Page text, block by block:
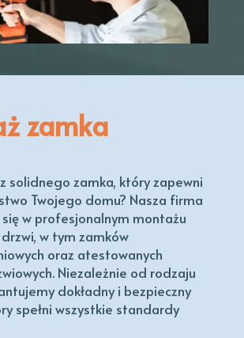
zamka
solidnego zamka, który zapewni
Twojego domu? Nasza firma
w profesjonalnym montażu
w tym zamków
oraz atestowanych
Niezależnie od rodzaju
dokładny i bezpieczny
spełni wszystkie standardy